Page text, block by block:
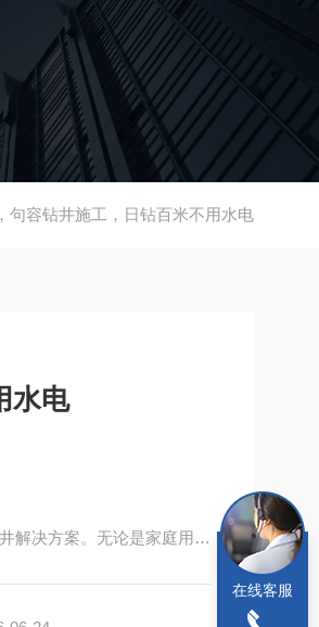
句容钻井施工，日钻百米不用水电
水电
解决方案。无论是家庭用水
在线客服